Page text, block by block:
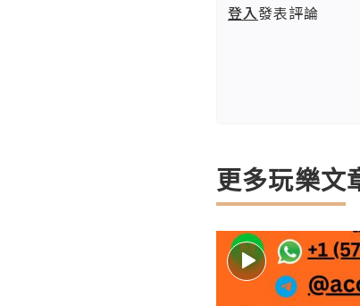
登入發表評論
更多玩樂文